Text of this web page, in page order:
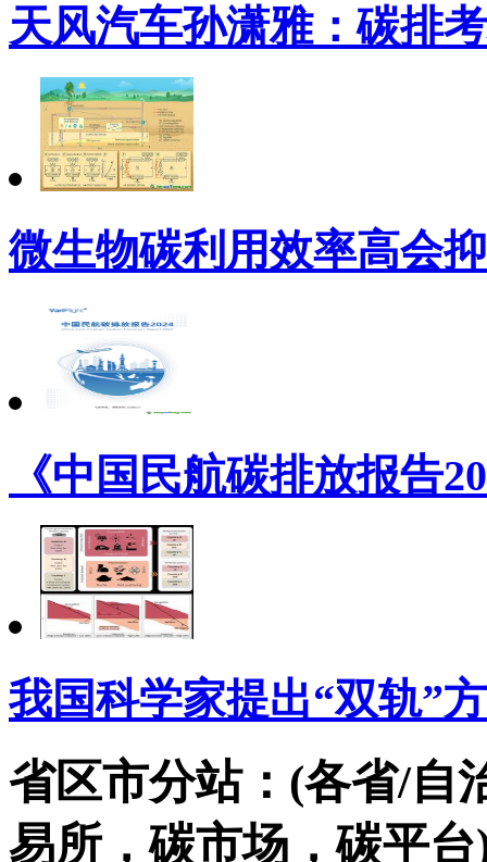
天风汽车孙潇雅：碳排
微生物碳利用效率高会
《中国民航碳排放报告
我国科学家提出“双轨”
省区市分站：(各省/自
易所，碳市场，碳平台